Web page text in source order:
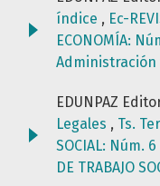
índice , Ec-
ECONOMÍA:
Administración
EDUNPAZ
Legales , Ts.
SOCIAL: Núm.
DE TRABAJO